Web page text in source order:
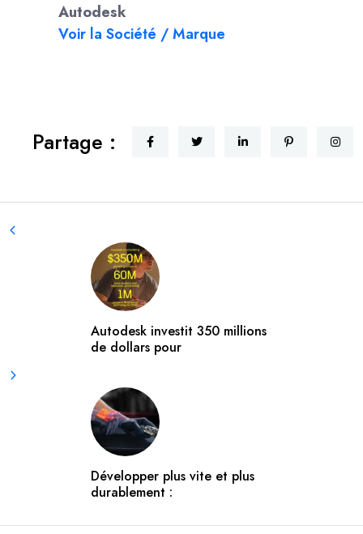
Autodesk
Voir la Société / Marque
Partage :
Autodesk investit 350 millions
de dollars pour
Développer plus vite et plus
durablement :